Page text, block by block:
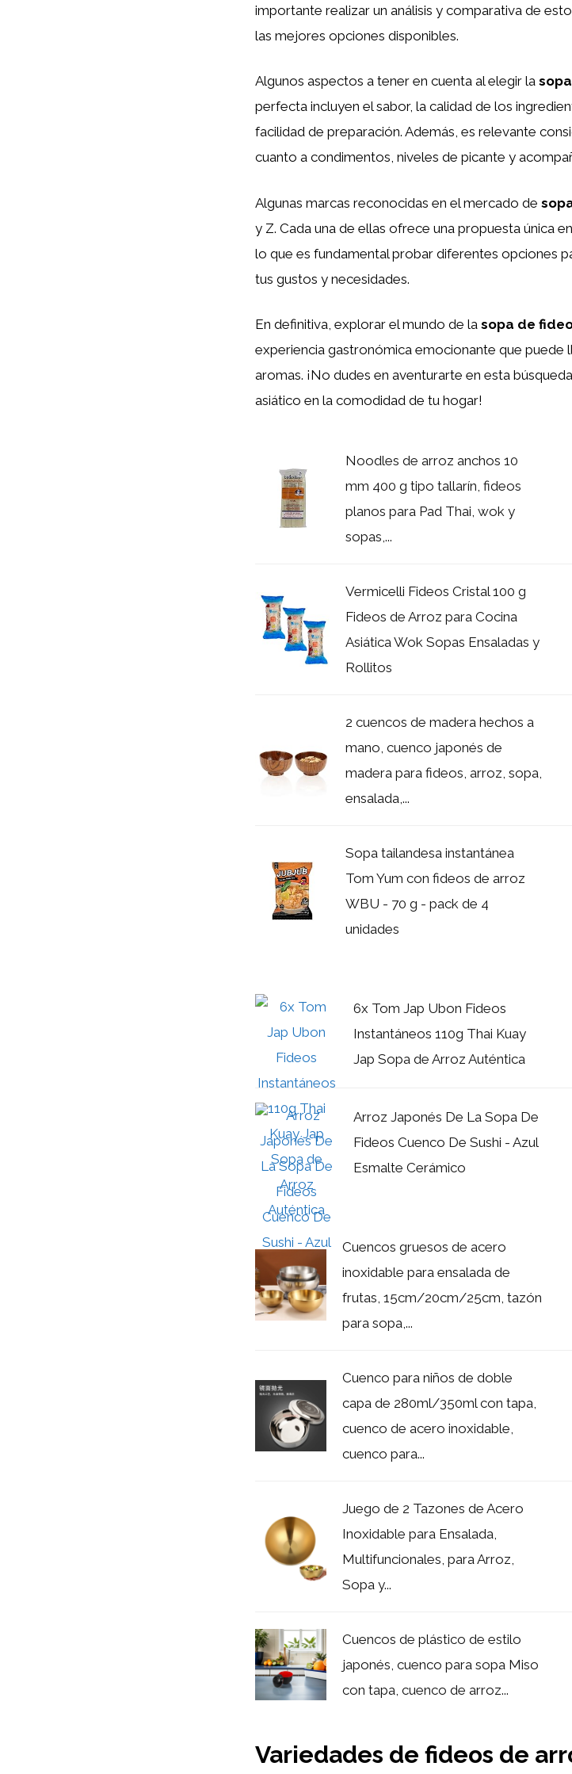
importante realizar un análisis y comparativa de
las mejores opciones disponibles.
Algunos aspectos a tener en cuenta al elegir la
perfecta incluyen el sabor, la calidad de los
facilidad de preparación. Además, es relevante
cuanto a condimentos, niveles de picante y
Algunas marcas reconocidas en el mercado de
y Z. Cada una de ellas ofrece una propuesta única
lo que es fundamental probar diferentes opciones
tus gustos y necesidades.
En definitiva, explorar el mundo de la sopa de
experiencia gastronómica emocionante que puede
aromas. ¡No dudes en aventurarte en esta
asiático en la comodidad de tu hogar!
Noodles de arroz anchos 10
mm 400 g tipo tallarín, fideos
planos para Pad Thai, wok y
sopas,...
Vermicelli Fideos Cristal 100 g
Fideos de Arroz para Cocina
Asiática Wok Sopas Ensaladas y
Rollitos
2 cuencos de madera hechos a
mano, cuenco japonés de
madera para fideos, arroz, sopa,
ensalada,...
Sopa tailandesa instantánea
Tom Yum con fideos de arroz
WBU - 70 g - pack de 4
unidades
6x Tom Jap Ubon Fideos
Instantáneos 110g Thai Kuay
Jap Sopa de Arroz Auténtica
Arroz Japonés De La Sopa De
Fideos Cuenco De Sushi - Azul
Esmalte Cerámico
Cuencos gruesos de acero
inoxidable para ensalada de
frutas, 15cm/20cm/25cm, tazón
para sopa,...
Cuenco para niños de doble
capa de 280ml/350ml con tapa,
cuenco de acero inoxidable,
cuenco para...
Juego de 2 Tazones de Acero
Inoxidable para Ensalada,
Multifuncionales, para Arroz,
Sopa y...
Cuencos de plástico de estilo
japonés, cuenco para sopa Miso
con tapa, cuenco de arroz...
Variedades de fideos de